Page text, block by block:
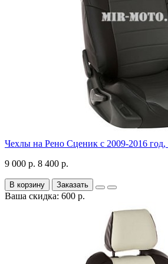
Чехлы на Рено Сценик с 2009-2016
9 000 р. 8 400 р.
В корзину Заказать
Ваша скидка: 600 р.